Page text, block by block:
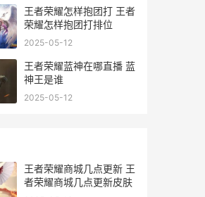
王者荣耀怎样抱团打 王者
荣耀怎样抱团打排位
2025-05-12
王者荣耀蓝神在哪直播 蓝
神王是谁
2025-05-12
王者荣耀商城几点更新 王
者荣耀商城几点更新皮肤